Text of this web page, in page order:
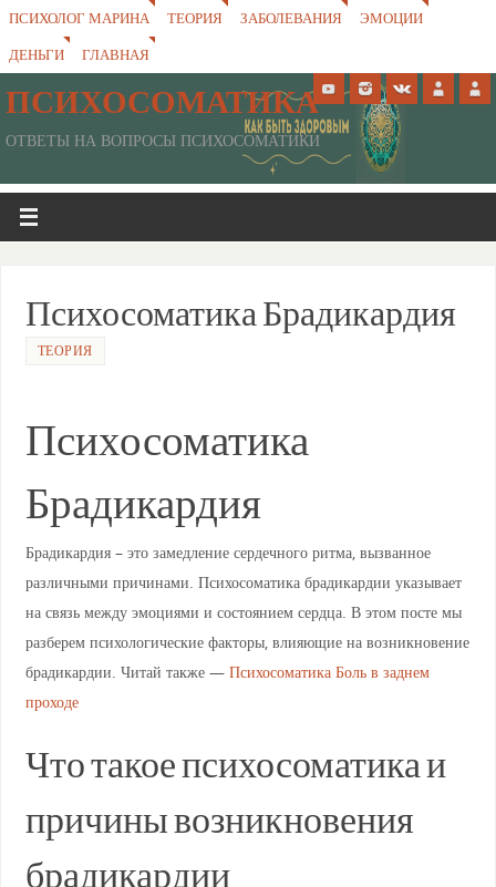
ПСИХОЛОГ МАРИНА ТЕОРИЯ ЗАБОЛЕВАНИЯ
ЭМОЦИИ
ДЕНЬГИ
ГЛАВНАЯ
ПСИХОСОМАТИКА
ОТВЕТЫ НА ВОПРОСЫ ПСИХОСОМАТИКИ
Психосоматика Брадикардия
ТЕОРИЯ
Психосоматика
Брадикардия
Брадикардия – это замедление сердечного ритма, вызванное
различными причинами. Психосоматика брадикардии указывает
на связь между эмоциями и состоянием сердца. В этом посте мы
разберем психологические факторы, влияющие на возникновение
брадикардии. Читай также — Психосоматика Боль в заднем
проходе
Что такое психосоматика и
причины возникновения
брадикардии